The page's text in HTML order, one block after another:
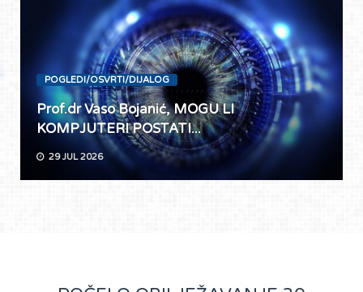
POGLEDI/OSVRTI/DIJALOG
Prof.dr Vaso Bojanić, MOGU LI
KOMPJUTERI POSTATI...
29 JUL 2026